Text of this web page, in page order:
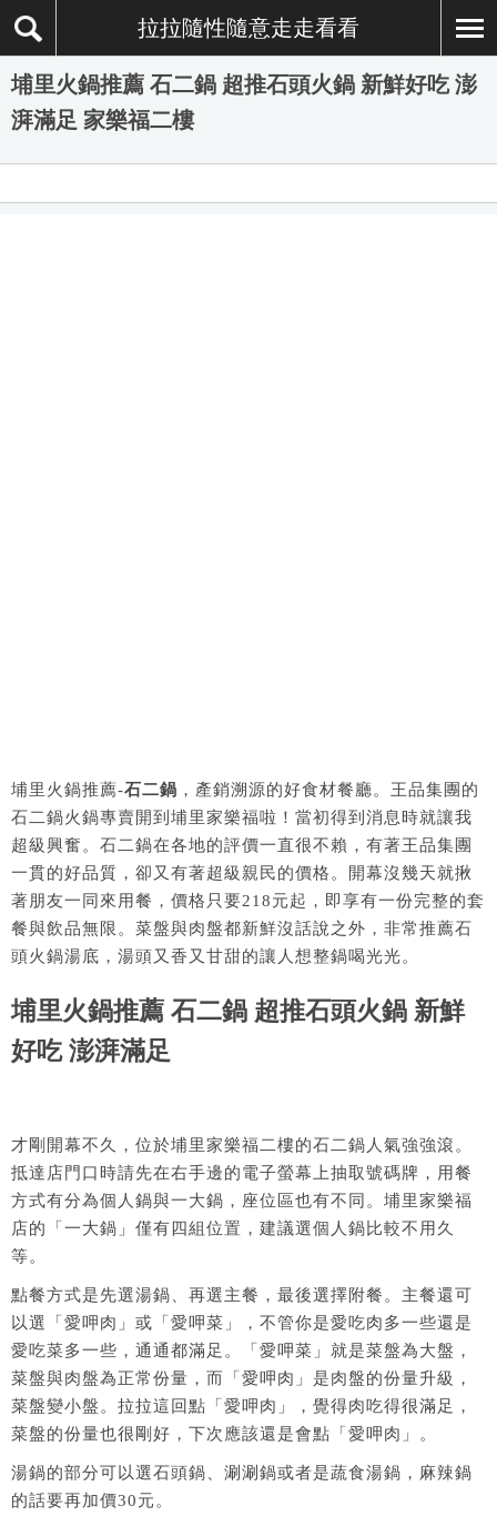
拉拉隨性隨意走走看看
埔里火鍋推薦 石二鍋 超推石頭火鍋 新鮮好吃 澎
湃滿足 家樂福二樓
埔里火鍋推薦-石二鍋 ，產銷溯源的好食材餐廳。王品集團的
石二鍋火鍋專賣開到埔里家樂福啦！當初得到消息時就讓我
超級興奮。石二鍋在各地的評價一直很不賴，有著王品集團
一貫的好品質，卻又有著超級親民的價格。開幕沒幾天就揪
著朋友一同來用餐，價格只要218元起，即享有一份完整的套
餐與飲品無限。菜盤與肉盤都新鮮沒話說之外，非常推薦石
頭火鍋湯底，湯頭又香又甘甜的讓人想整鍋喝光光。
埔里火鍋推薦 石二鍋 超推石頭火鍋 新鮮
好吃 澎湃滿足
才剛開幕不久，位於埔里家樂福二樓的石二鍋人氣強強滾。
抵達店門口時請先在右手邊的電子螢幕上抽取號碼牌，用餐
方式有分為個人鍋與一大鍋，座位區也有不同。埔里家樂福
店的「一大鍋」僅有四組位置，建議選個人鍋比較不用久
等。
點餐方式是先選湯鍋、再選主餐，最後選擇附餐。主餐還可
以選「愛呷肉」或「愛呷菜」，不管你是愛吃肉多一些還是
愛吃菜多一些，通通都滿足。「愛呷菜」就是菜盤為大盤，
菜盤與肉盤為正常份量，而「愛呷肉」是肉盤的份量升級，
菜盤變小盤。拉拉這回點「愛呷肉」，覺得肉吃得很滿足，
菜盤的份量也很剛好，下次應該還是會點「愛呷肉」。
湯鍋的部分可以選石頭鍋、涮涮鍋或者是蔬食湯鍋，麻辣鍋
的話要再加價30元。